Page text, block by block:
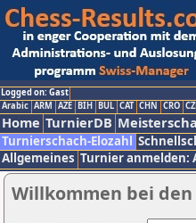
Logged on: Gast
Arabic ARM AZE BIH BUL CAT CHN CRO
Home TurnierDB
Turnierschach-Elozahl
Allgemeines Turnier anmelden:
Willkommen bei den